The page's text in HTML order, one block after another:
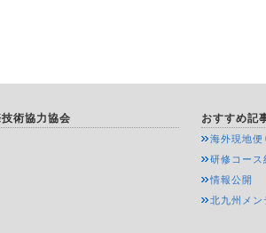
術協力協会 おすすめ記
海外現地便
研修コース
情報公開
北九州メン